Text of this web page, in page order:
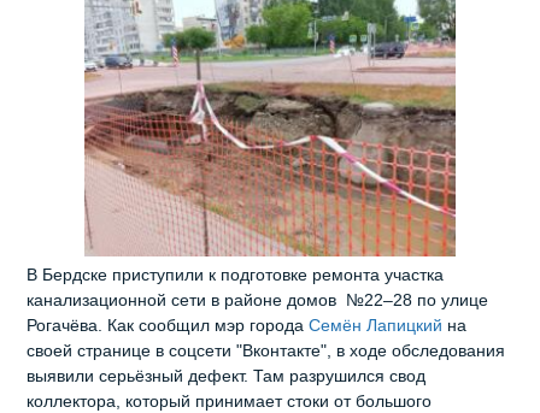
В Бердске приступили к подготовке ремонта участка
канализационной сети в районе домов №22–28 по улице
Рогачёва. Как сообщил мэр городаСемён Лапицкий на
своей странице в соцсети "Вконтакте", в ходе обследования
выявили серьёзный дефект. Там разрушился свод
коллектора, который принимает стоки от большого